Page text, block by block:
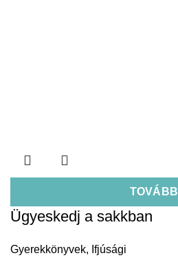
TOVÁBB
Ügyeskedj a sakkban
Gyerekkönyvek, Ifjúsági